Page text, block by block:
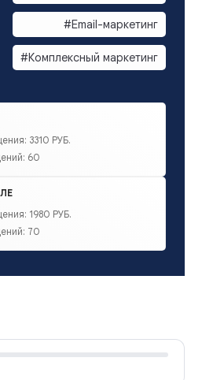
#Email-маркетинг
#Комплексный маркетинг
3310 РУБ.
60
1980 РУБ.
70